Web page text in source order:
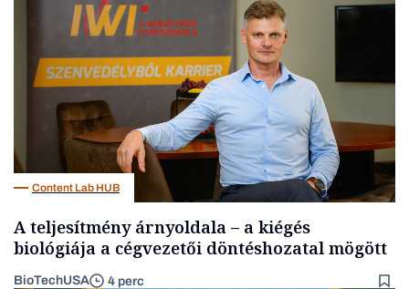
Content Lab HUB
A teljesítmény árnyoldala – a kiégés
biológiája a cégvezetői döntéshozatal mögött
BioTechUSA 4 perc